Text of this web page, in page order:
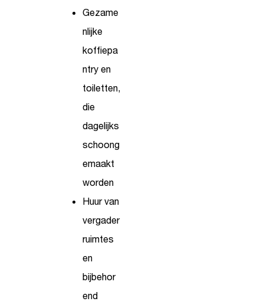
Gezame
nlijke
koffiepa
ntry en
toiletten,
die
dagelijks
schoong
emaakt
worden
Huur van
vergader
ruimtes
en
bijbehor
end